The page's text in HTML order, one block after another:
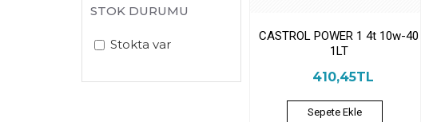
STOK DURUMU
Stokta var
CASTROL POWER 1 4t 10w-40
1LT
410,45TL
Sepete Ekle